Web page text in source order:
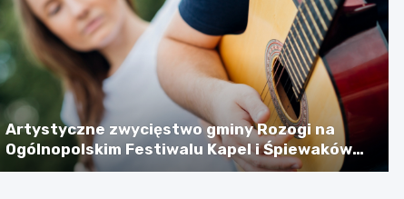
Artystyczne zwycięstwo gminy Rozogi na
Ogólnopolskim Festiwalu Kapel i Śpiewaków
Ludowych w Kazimierzu Dolnym